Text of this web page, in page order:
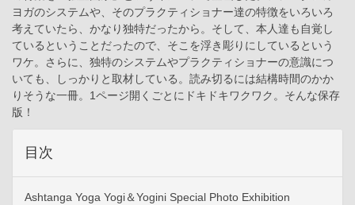
ヨガのシステムや、そのプラクティショナー達の特徴をいろいろ
考えていたら、かなり独特だったから。そして、本人達も自覚し
ているということだったので、そこを浮き彫りにしているという
ワケ。さらに、独特のシステムやプラクティショナーの意識につ
いても、しっかりと取材している。読み切るには結構時間のかか
りそうな一冊。1ページ開くごとにドキドキワクワク。そんな保存
版！
目次
Ashtanga Yoga Yogi＆Yogini Special Photo Exhibition